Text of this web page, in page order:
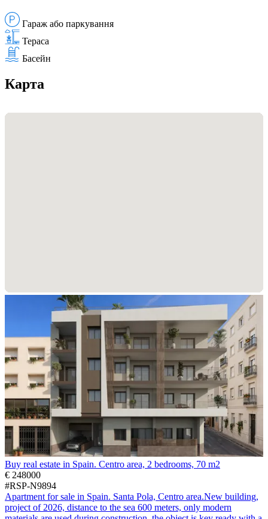
Гараж або паркування
Тераса
Басейн
Карта
Buy real estate in Spain. Centro area, 2 bedrooms, 70 m2
€ 248000
#RSP-N9894
Apartment for sale in Spain. Santa Pola, Centro area.New building,
project of 2026, distance to the sea 600 meters, only modern